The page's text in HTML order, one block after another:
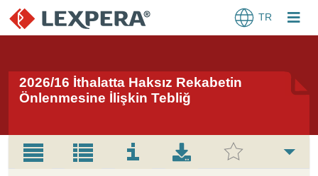
TR
2026/16 İthalatta Haksız Rekabetin
Önlenmesine İlişkin Tebliğ